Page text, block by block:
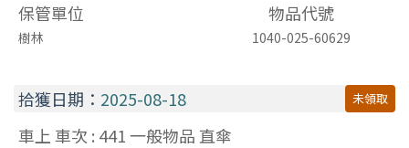
保管單位
物品代號
樹林 1040-025-60629
拾獲日期： 2025-08-18 未領取
車上 車次 : 441一般物品 直傘